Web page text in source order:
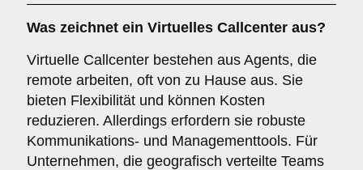
Was zeichnet ein Virtuelles Callcenter aus?
Virtuelle Callcenter bestehen aus Agents, die
remote arbeiten, oft von zu Hause aus. Sie
bieten Flexibilität und können Kosten
reduzieren. Allerdings erfordern sie robuste
Kommunikations- und Managementtools. Für
Unternehmen, die geografisch verteilte Teams